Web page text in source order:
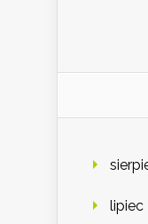
lipiec